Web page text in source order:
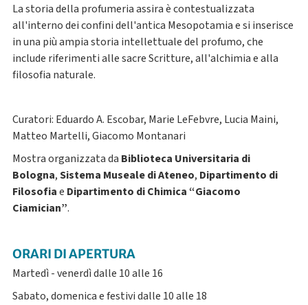
La storia della profumeria assira è contestualizzata
all'interno dei confini dell'antica Mesopotamia e si inserisce
in una più ampia storia intellettuale del profumo, che
include riferimenti alle sacre Scritture, all'alchimia e alla
filosofia naturale.
Curatori: Eduardo A. Escobar, Marie LeFebvre, Lucia Maini,
Matteo Martelli, Giacomo Montanari
Mostra organizzata da Biblioteca Universitaria di
Bologna,Sistema Museale di Ateneo, Dipartimento di
Filosofiae Dipartimento di Chimica “Giacomo
Ciamician”.
ORARI DI APERTURA
Martedì - venerdì dalle 10 alle 16
Sabato, domenica e festivi dalle 10 alle 18